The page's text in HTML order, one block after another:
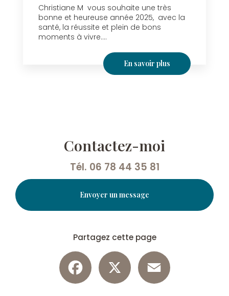
Christiane M vous souhaite une très
bonne et heureuse année 2025, avec la
santé, la réussite et plein de bons
moments à vivre....
En savoir plus
Contactez-moi
Tél. 06 78 44 35 81
Envoyer un message
Partagez cette page
Facebook